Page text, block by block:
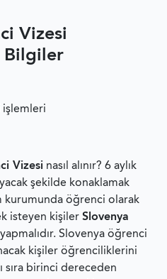
Vizesi
Bilgiler
Vizesi nasıl alınır? 6 aylık
şekilde konaklamak
kurumunda öğrenci olarak
isteyen kişiler Slovenya
yapmalıdır. Slovenya öğrenci
kişiler öğrenciliklerini
sıra birinci dereceden